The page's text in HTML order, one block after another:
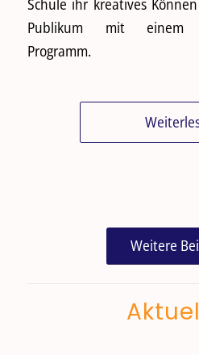
Schule ihr kreatives
Publikum mit einem
Programm.
Weitere